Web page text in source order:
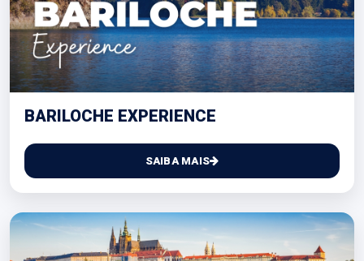
BARILOCHE EXPERIENCE
SAIBA MAIS